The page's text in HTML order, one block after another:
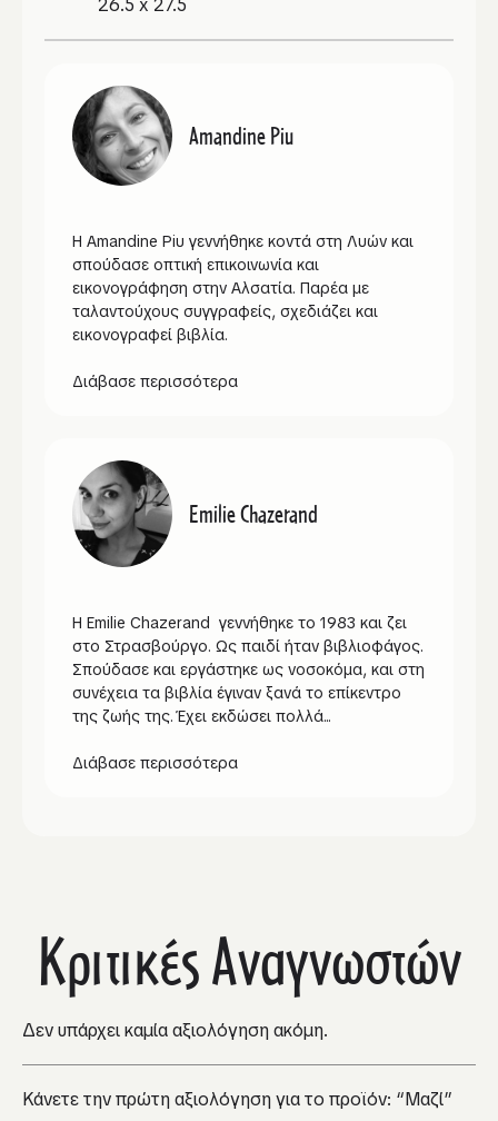
26.5 x 27.5
Amandine Piu
Η Amandine Piu γεννήθηκε κοντά στη Λυών και
σπούδασε οπτική επικοινωνία και
εικονογράφηση στην Αλσατία. Παρέα με
ταλαντούχους συγγραφείς, σχεδιάζει και
εικονογραφεί βιβλία.
Διάβασε περισσότερα
Emilie Chazerand
Η Emilie Chazerand γεννήθηκε το 1983 και ζει
στο Στρασβούργο. Ως παιδί ήταν βιβλιοφάγος.
Σπούδασε και εργάστηκε ως νοσοκόμα, και στη
συνέχεια τα βιβλία έγιναν ξανά το επίκεντρο
της ζωής της. Έχει εκδώσει πολλά...
Διάβασε περισσότερα
Κριτικές Αναγνωστών
Δεν υπάρχει καμία αξιολόγηση ακόμη.
Κάνετε την πρώτη αξιολόγηση για το προϊόν: “Μαζί”